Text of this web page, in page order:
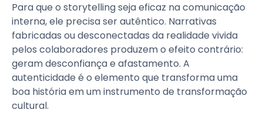
Para que o storytelling seja eficaz na comunicação
interna, ele precisa ser autêntico. Narrativas
fabricadas ou desconectadas da realidade vivida
pelos colaboradores produzem o efeito contrário:
geram desconfiança e afastamento. A
autenticidade é o elemento que transforma uma
boa história em um instrumento de transformação
cultural.